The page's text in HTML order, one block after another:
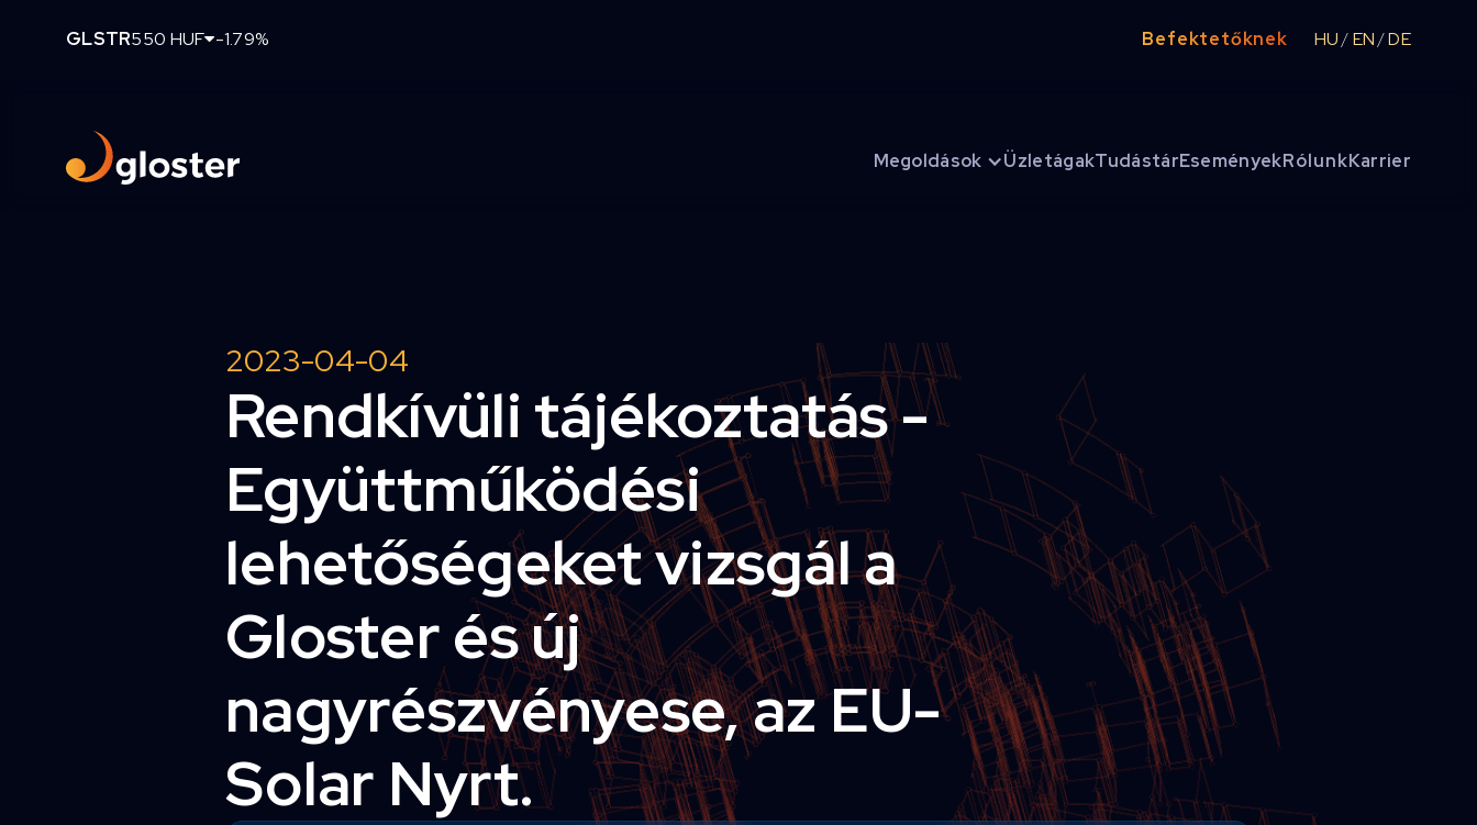
GLSTR550 HUF -1.79% Befektetőknek HU / EN /DE
Megoldások ÜzletágakTudástárEseményekRólunkKarrier
2023-04-04
Rendkívüli tájékoztatás -
Együttműködési
lehetőségeket vizsgál a
Gloster és új
nagyrészvényese, az EU-
Solar Nyrt.